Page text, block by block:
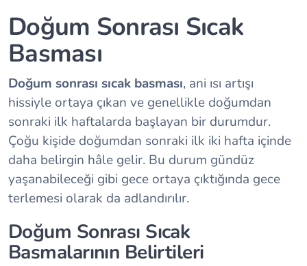
Doğum Sonrası Sıcak
Basması
Doğum sonrası sıcak basması, ani ısı artışı
hissiyle ortaya çıkan ve genellikle doğumdan
sonraki ilk haftalarda başlayan bir durumdur.
Çoğu kişide doğumdan sonraki ilk iki hafta içinde
daha belirgin hâle gelir. Bu durum gündüz
yaşanabileceği gibi gece ortaya çıktığında gece
terlemesi olarak da adlandırılır.
Doğum Sonrası Sıcak
Basmalarının Belirtileri